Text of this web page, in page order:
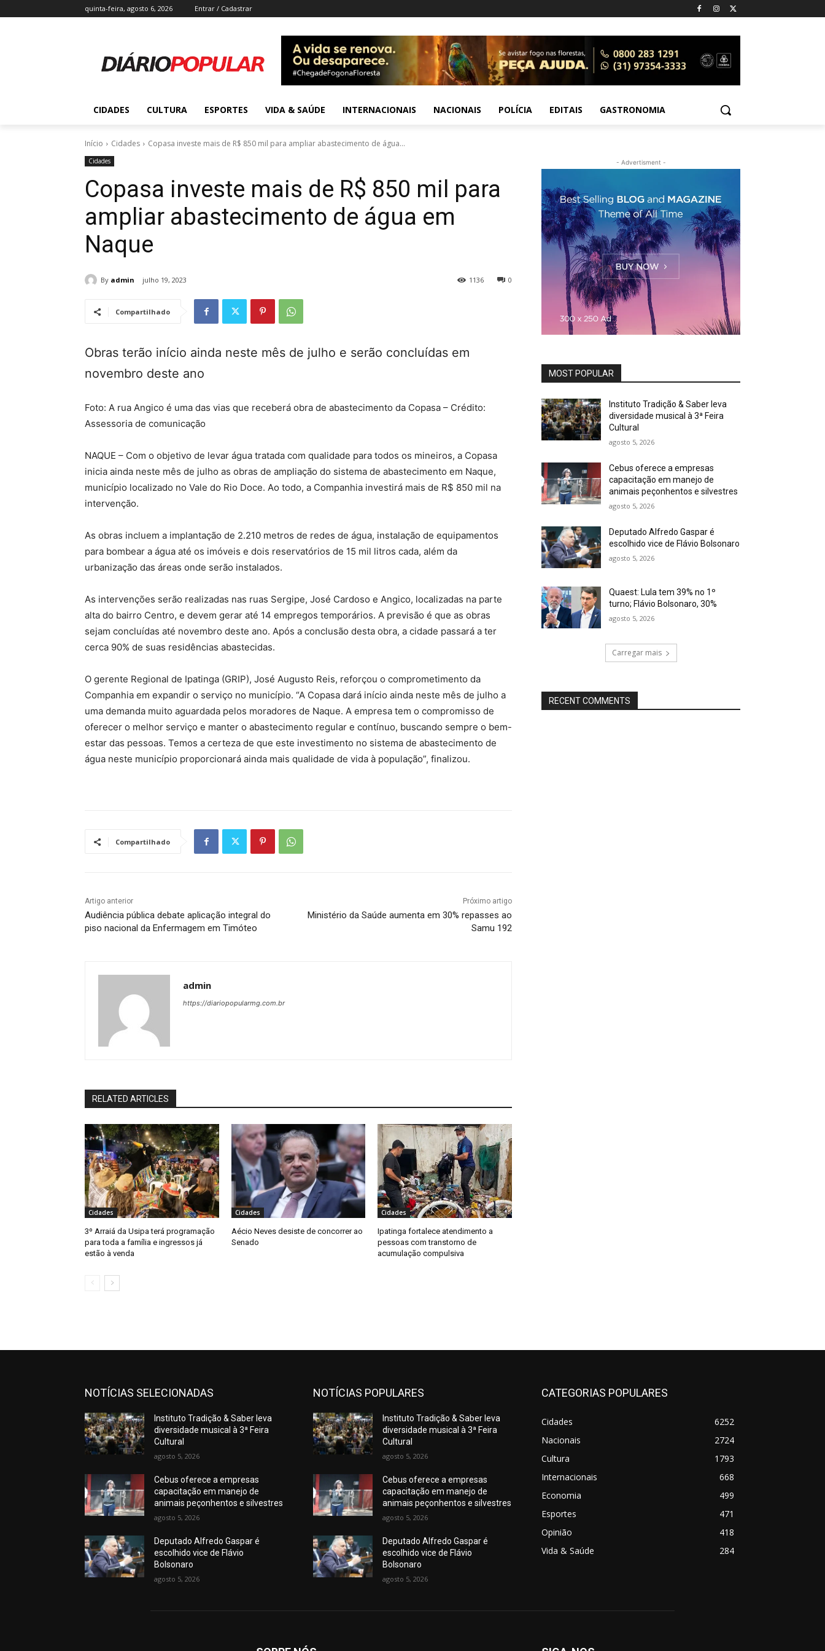
quinta-feira, agosto 6, 2026 Entrar / Cadastrar
CIDADES CULTURA ESPORTES VIDA & SAÚDE INTERNACIONAIS NACIONAIS POLÍCIA EDITAIS GASTRONOMIA
Início Cidades Copasa investe mais de R$ 850 mil para ampliar abastecimento de água...
Cidades
Copasa investe mais de R$ 850 mil para
ampliar abastecimento de água em
Naque
By admin julho 19, 2023 0
1136
Compartilhado
Obras terão início ainda neste mês de julho e serão concluídas em
novembro deste ano
Foto: A rua Angico é uma das vias que receberá obra de abastecimento da Copasa – Crédito:
Assessoria de comunicação
NAQUE – Com o objetivo de levar água tratada com qualidade para todos os mineiros, a Copasa
inicia ainda neste mês de julho as obras de ampliação do sistema de abastecimento em Naque,
município localizado no Vale do Rio Doce. Ao todo, a Companhia investirá mais de R$ 850 mil na
intervenção.
As obras incluem a implantação de 2.210 metros de redes de água, instalação de equipamentos
para bombear a água até os imóveis e dois reservatórios de 15 mil litros cada, além da
urbanização das áreas onde serão instalados.
As intervenções serão realizadas nas ruas Sergipe, José Cardoso e Angico, localizadas na parte
alta do bairro Centro, e devem gerar até 14 empregos temporários. A previsão é que as obras
sejam concluídas até novembro deste ano. Após a conclusão desta obra, a cidade passará a ter
cerca 90% de suas residências abastecidas.
O gerente Regional de Ipatinga (GRIP), José Augusto Reis, reforçou o comprometimento da
Companhia em expandir o serviço no município. “A Copasa dará início ainda neste mês de julho a
uma demanda muito aguardada pelos moradores de Naque. A empresa tem o compromisso de
oferecer o melhor serviço e manter o abastecimento regular e contínuo, buscando sempre o bem-
estar das pessoas. Temos a certeza de que este investimento no sistema de abastecimento de
água neste município proporcionará ainda mais qualidade de vida à população”, finalizou.
Compartilhado
Artigo anterior
Audiência pública debate aplicação integral do
piso nacional da Enfermagem em Timóteo
Próximo artigo
Ministério da Saúde aumenta em 30% repasses ao
Samu 192
admin
https://diariopopularmg.com.br
RELATED ARTICLES
Cidades
3º Arraiá da Usipa terá programação
para toda a família e ingressos já
estão à venda
Cidades
Aécio Neves desiste de concorrer ao
Senado
Cidades
Ipatinga fortalece atendimento a
pessoas com transtorno de
acumulação compulsiva
- Advertisment -
MOST POPULAR
Instituto Tradição & Saber leva
diversidade musical à 3ª Feira
Cultural
agosto 5, 2026
Cebus oferece a empresas
capacitação em manejo de
animais peçonhentos e silvestres
agosto 5, 2026
Deputado Alfredo Gaspar é
escolhido vice de Flávio Bolsonaro
agosto 5, 2026
Quaest: Lula tem 39% no 1º
turno; Flávio Bolsonaro, 30%
agosto 5, 2026
Carregar mais
RECENT COMMENTS
NOTÍCIAS SELECIONADAS
Instituto Tradição & Saber leva
diversidade musical à 3ª Feira
Cultural
agosto 5, 2026
Cebus oferece a empresas
capacitação em manejo de
animais peçonhentos e silvestres
agosto 5, 2026
Deputado Alfredo Gaspar é
escolhido vice de Flávio
Bolsonaro
agosto 5, 2026
NOTÍCIAS POPULARES
Instituto Tradição & Saber leva
diversidade musical à 3ª Feira
Cultural
agosto 5, 2026
Cebus oferece a empresas
capacitação em manejo de
animais peçonhentos e silvestres
agosto 5, 2026
Deputado Alfredo Gaspar é
escolhido vice de Flávio
Bolsonaro
agosto 5, 2026
CATEGORIAS POPULARES
Cidades
6252
Nacionais
2724
Cultura
1793
Internacionais
668
Economia
499
Esportes
471
Opinião
418
Vida & Saúde
284